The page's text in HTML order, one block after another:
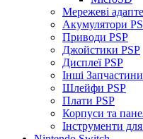
Мережеві
Акумулятори
Приводи PSP
Джойстики PSP
Дисплеї PSP
Інші
Шлейфи PSP
Плати PSP
Корпуси та
Інструменти